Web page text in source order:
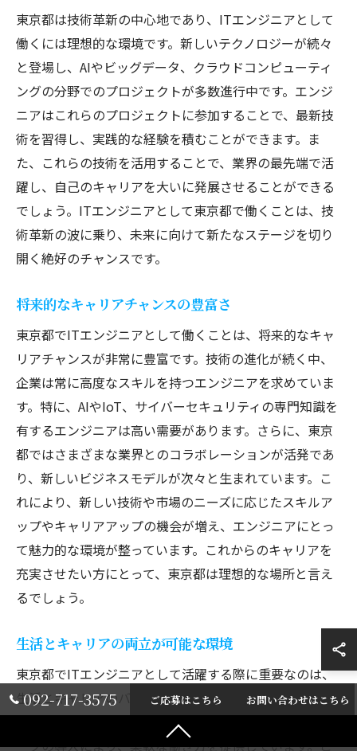
東京都は技術革新の中心地であり、ITエンジニアとして
働くには理想的な環境です。新しいテクノロジーが続々
と登場し、AIやビッグデータ、クラウドコンピューティ
ングの分野でのプロジェクトが多数進行中です。エンジ
ニアはこれらのプロジェクトに参加することで、最新技
術を習得し、実践的な経験を積むことができます。ま
た、これらの技術を活用することで、業界の最先端で活
躍し、自己のキャリアを大いに発展させることができる
でしょう。ITエンジニアとして東京都で働くことは、技
術革新の波に乗り、未来に向けて新たなステージを切り
開く絶好のチャンスです。
将来的なキャリアチャンスの豊富さ
東京都でITエンジニアとして働くことは、将来的なキャ
リアチャンスが非常に豊富です。技術の進化が続く中、
企業は常に高度なスキルを持つエンジニアを求めていま
す。特に、AIやIoT、サイバーセキュリティの専門知識を
有するエンジニアは高い需要があります。さらに、東京
都ではさまざまな業界とのコラボレーションが活発であ
り、新しいビジネスモデルが次々と生まれています。こ
れにより、新しい技術や市場のニーズに応じたスキルア
ップやキャリアアップの機会が増え、エンジニアにとっ
て魅力的な環境が整っています。これからのキャリアを
充実させたい方にとって、東京都は理想的な場所と言え
るでしょう。
生活とキャリアの両立が可能な環境
東京都でITエンジニアとして活躍する際に重要なのは、
生活とキャリアのバランスを取ることです。株式会社ブ
レイブシャインでは、フレックスタイム制やリモートワ
ークの導入により、柔軟な働き方を提供しています。こ
092-717-3575 ご応募はこちら お問い合わせはこちら